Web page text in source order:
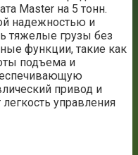
Master на 5 тонн.
надежностью и
тяжелые грузы без
функции, такие как
подъема и
привод и
управления